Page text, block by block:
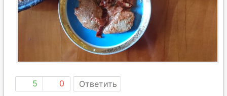
5 0 Ответить